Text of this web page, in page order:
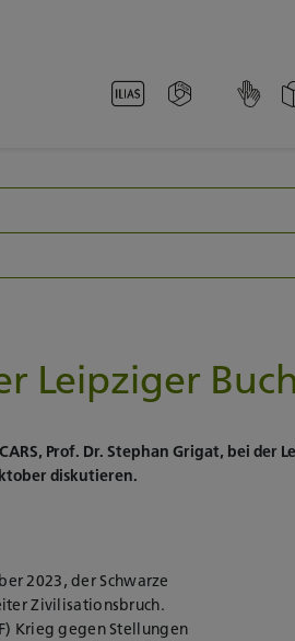
Leipziger
Prof. Dr. Stephan Grigat, bei der
diskutieren.
2023, der Schwarze
Zivilisationsbruch.
Krieg gegen Stellungen